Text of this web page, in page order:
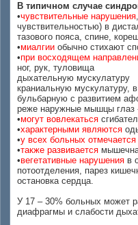
В типичном случае
•чувствительные нарушения
чувствительностью) в
тазового пояса, спине,
•миалгии обычно стихают
•при восходящем
ног, рук, туловища
дыхательную мускулатуру
краниальную мускулатуру,
бульбарную с развитием
реже наружные мышцы глаз -
•могут вовлекаться
•характерными являются
•у всех больных отмечается
•также развивается
•вегетативные нарушения в
потоотделения, парез
остановка сердца.
У 17 – 30% больных может
диафрагмы и слабости